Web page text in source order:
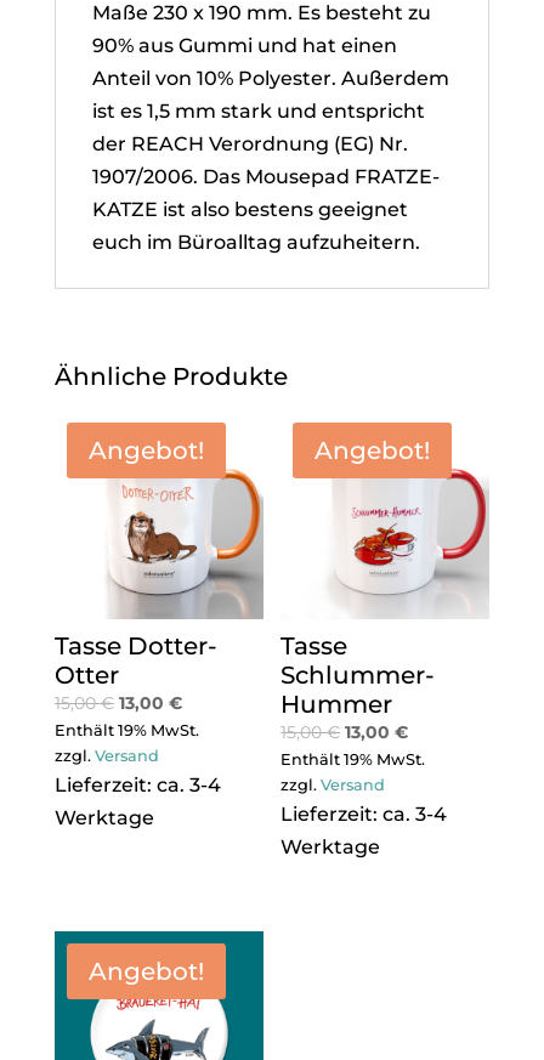
Maße 230 x 190 mm. Es besteht zu
90% aus Gummi und hat einen
Anteil von 10% Polyester. Außerdem
ist es 1,5 mm stark und entspricht
der REACH Verordnung (EG) Nr.
1907/2006. Das Mousepad FRATZE-
KATZE ist also bestens geeignet
euch im Büroalltag aufzuheitern.
Ähnliche Produkte
Angebot!
Tasse Dotter-
Otter
15,00€ 13,00 €
Enthält 19% MwSt.
zzgl. Versand
Lieferzeit: ca. 3-4
Werktage
Angebot!
Tasse
Schlummer-
Hummer
15,00€ 13,00€
Enthält 19% MwSt.
zzgl.Versand
Lieferzeit: ca. 3-4
Werktage
Angebot!